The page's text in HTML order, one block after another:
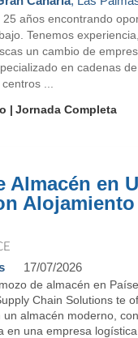
25 años encontrando
Tenemos
un cambio de
en cadenas
...
Jornada Completa
Almacén en
Alojamiento
17/07/2026
de almacén en
Chain Solutions te
un almacén moderno,
en una empresa